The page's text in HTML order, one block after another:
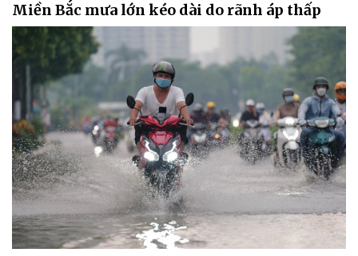
Miền Bắc mưa lớn kéo dài do rãnh áp thấp